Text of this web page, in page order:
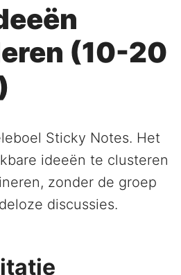
(10-20
Sticky Notes. Het
ideeën te clusteren
zonder de groep
discussies.